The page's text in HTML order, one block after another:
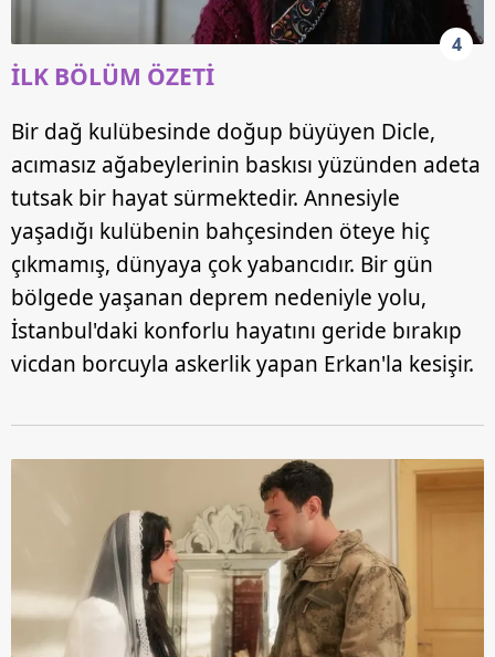
4
İLK BÖLÜM ÖZETİ
Bir dağ kulübesinde doğup büyüyen Dicle,
acımasız ağabeylerinin baskısı yüzünden adeta
tutsak bir hayat sürmektedir. Annesiyle
yaşadığı kulübenin bahçesinden öteye hiç
çıkmamış, dünyaya çok yabancıdır. Bir gün
bölgede yaşanan deprem nedeniyle yolu,
İstanbul'daki konforlu hayatını geride bırakıp
vicdan borcuyla askerlik yapan Erkan'la kesişir.